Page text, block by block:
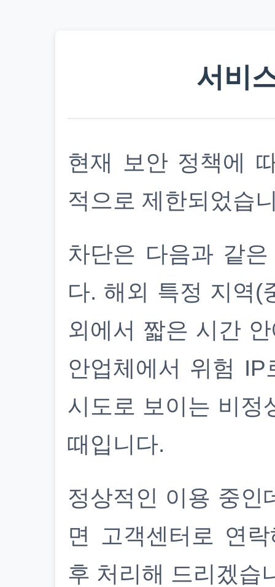
서비
현재 보안 정책에
적으로 제한되었습
차단은 다음과 같
다. 해외 특정 지역(
외에서 짧은 시간
안업체에서 위험
시도로 보이는 비정
때입니다.
정상적인 이용 중인
면 고객센터로 연
후 처리해 드리겠습